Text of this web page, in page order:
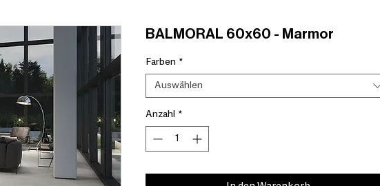
BALMORAL 60x60 - Marmor
Farben *
Auswählen
Anzahl *